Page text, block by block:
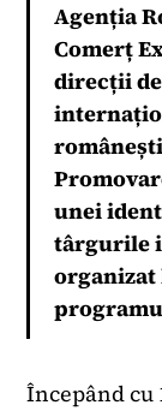
Agenția
Comerț
direcții
unei
târgurile
organizat
Începând cu